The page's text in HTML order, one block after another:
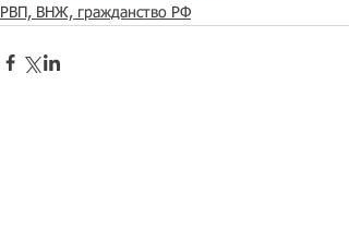
РВП, ВНЖ, гражданство РФ